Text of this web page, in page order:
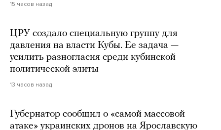
15 часов назад
ЦРУ создало специальную группу для
давления на власти Кубы. Ее задача —
усилить разногласия среди кубинской
политической элиты
13 часов назад
Губернатор сообщил о «самой массовой
атаке» украинских дронов на Ярославскую